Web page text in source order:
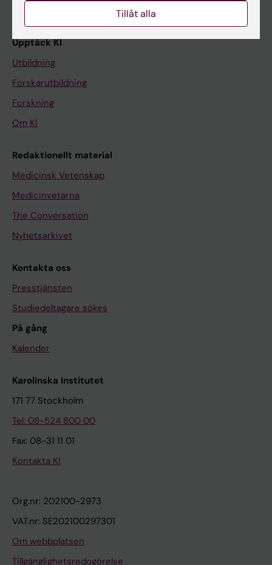
Upptäck KI
Utbildning
Forskarutbildning
Forskning
Om KI
Redaktionellt material
Medicinsk Vetenskap
Medicinvetarna
The Conversation
Nyhetsarkivet
Kontakta oss
Presstjänsten
Studiedeltagare sökes
På gång
Kalender
Karolinska Institutet
171 77 Stockholm
Tel: 08-524 800 00
Fax: 08-31 11 01
Kontakta KI
Org.nr: 202100-2973
VAT.nr: SE202100297301
Om webbplatsen
Tillgänglighetsredogörelse
Tillåt alla